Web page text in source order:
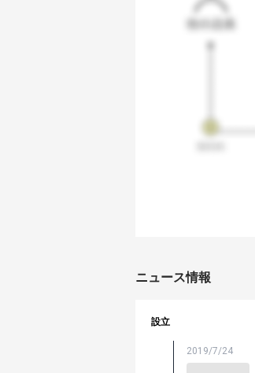
ニュース情報
設立
2019/7/24